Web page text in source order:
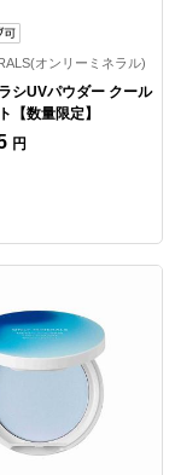
オンリーミネラル)
シUVパウダー クール
【数量限定】
円